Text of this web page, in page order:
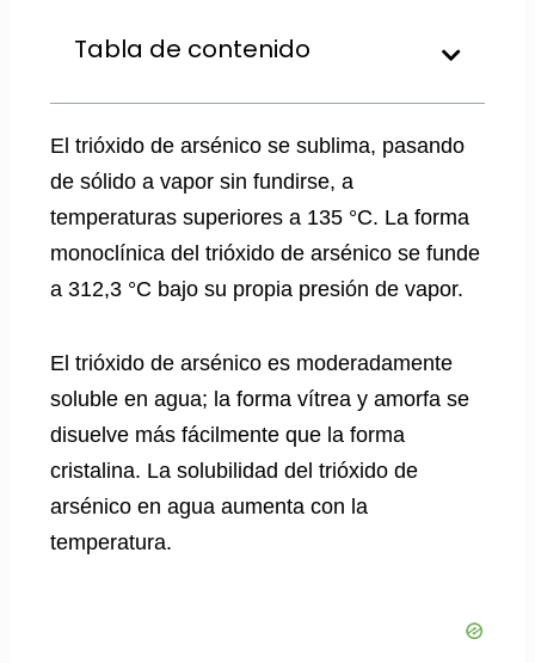
Tabla de contenido
El trióxido de arsénico se sublima, pasando
de sólido a vapor sin fundirse, a
temperaturas superiores a 135 °C. La forma
monoclínica del trióxido de arsénico se funde
a 312,3 °C bajo su propia presión de vapor.
El trióxido de arsénico es moderadamente
soluble en agua; la forma vítrea y amorfa se
disuelve más fácilmente que la forma
cristalina. La solubilidad del trióxido de
arsénico en agua aumenta con la
temperatura.